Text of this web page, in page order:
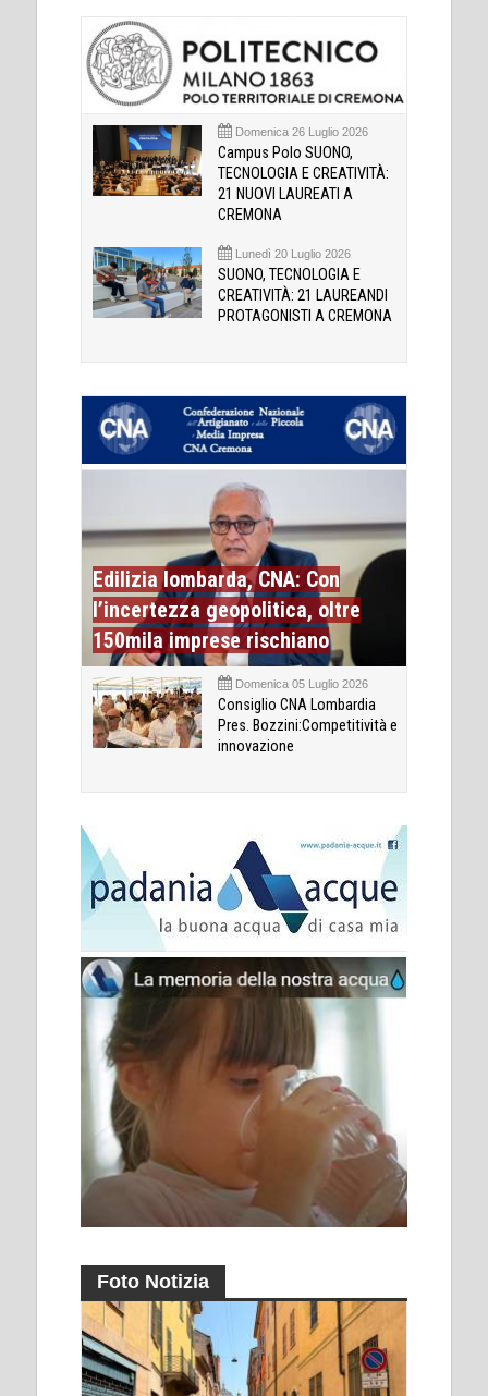
Domenica 26 Luglio 2026
Campus Polo SUONO,
TECNOLOGIA E CREATIVITÀ:
21 NUOVI LAUREATI A
CREMONA
Lunedì 20 Luglio 2026
SUONO, TECNOLOGIA E
CREATIVITÀ: 21 LAUREANDI
PROTAGONISTI A CREMONA
Edilizia lombarda, CNA: Con
l’incertezza geopolitica, oltre
150mila imprese rischiano
Domenica 05 Luglio 2026
Consiglio CNA Lombardia
Pres. Bozzini:Competitività e
innovazione
Foto Notizia